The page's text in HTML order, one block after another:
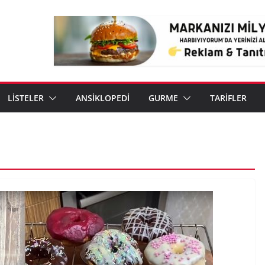
LİSTELER ANSİKLOPEDİ GURME TARİFLER